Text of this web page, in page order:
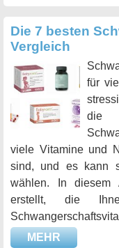
Die 7 besten
Vergleich
für
die
viele Vitamine und
sind, und es kann
wählen. In diesem
erstellt, die
MEHR